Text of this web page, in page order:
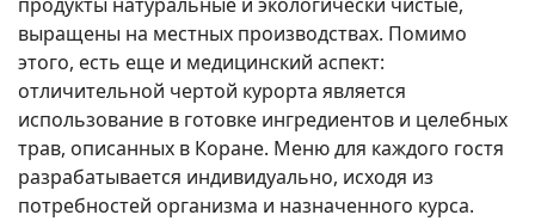
выращены на местных производствах. Помимо
этого, есть еще и медицинский аспект:
отличительной чертой курорта является
использование в готовке ингредиентов и целебных
трав, описанных в Коране. Меню для каждого гостя
разрабатывается индивидуально, исходя из
потребностей организма и назначенного курса.